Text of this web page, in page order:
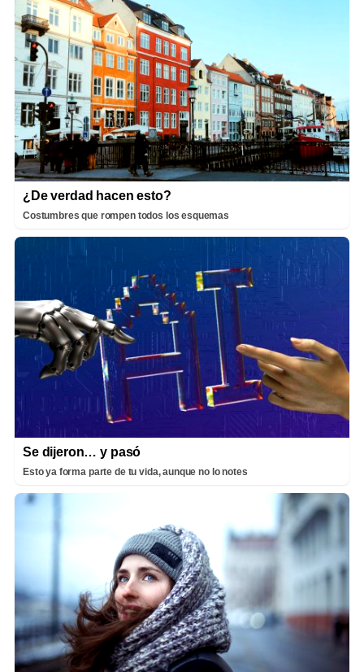
¿De verdad hacen esto?
Costumbres que rompen todos los esquemas
Se dijeron… y pasó
Esto ya forma parte de tu vida, aunque no lo notes